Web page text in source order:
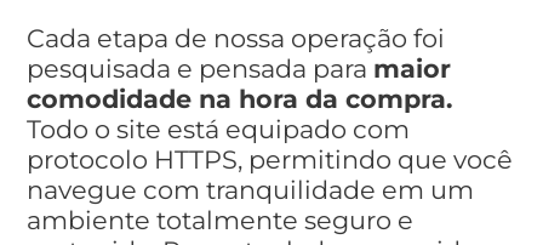
Cada etapa de nossa operação foi
pesquisada e pensada para maior
comodidade na hora da compra.
Todo o site está equipado com
protocolo HTTPS, permitindo que você
navegue com tranquilidade em um
ambiente totalmente seguro e